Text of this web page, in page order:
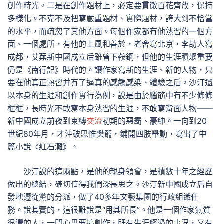
創作時光。二是在創作題材上，必定要貫徹百花齊放，保持
多樣化。不克不及把寫嚴重題材、實際題材，誇大到不恰當
的水平，而疏忽了其他方面。每個作家都有他熟習的一個方
面、一個處所，有他的上風和善於，老舍寫北京，李劼人寫
成都，艾蕪新中國成立后雖曾下鞍鋼，但他的生涯積聚重要
仍是《南行記》時代的。讓作家寫新的生涯、新的人物，只
要在他真正熟習并有了逼真的感觸感染、體驗之后。沙汀還
以本身的生涯和創作實行為例，說是由於腦筋中有不少條條
框框，長時光不敢寫本身熟習的生涯，不敢寫背面人物——
新中國成立前夜到束縛交流初期的惡霸、豪紳。一向到20
世紀80年月，才沖破思惟樊籠，鋪開四肢舉動，寫出了中
篇小說《紅石灘》。
沙汀說的這兩點，是他的親身領會，是積數十年之經歷
做出的總結，確切值得我們深長思之。沙汀新中國成立后自
發地遵從黨的分派，做了40多年文藝集團的行政組織任
務。說其實的，這很難說是“用其所長”。他是一個作家氣質